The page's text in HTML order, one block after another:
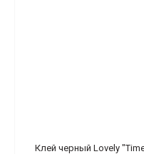
Клей черный Lovely